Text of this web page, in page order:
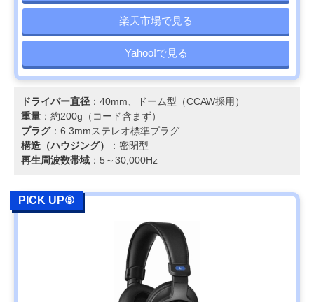
楽天市場で見る
Yahoo!で見る
ドライバー直径 ：40mm、ドーム型（CCAW採用）
重量 ：約200g（コード含まず）
プラグ：6.3mmステレオ標準プラグ
構造（ハウジング）
：密閉型
再生周波数帯域 ：5～30,000Hz
PICK UP⑤